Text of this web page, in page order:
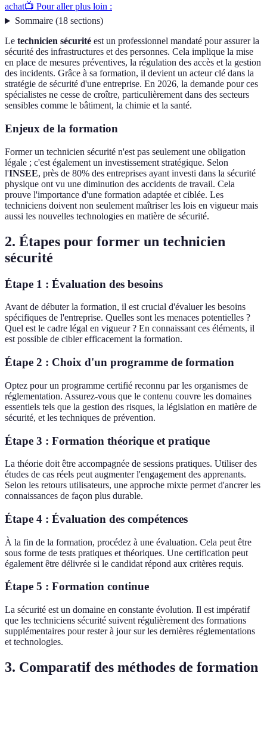
achat📺 Pour aller plus loin :
Sommaire(18 sections)
Le technicien sécurité est un professionnel mandaté pour assurer la
sécurité des infrastructures et des personnes. Cela implique la mise
en place de mesures préventives, la régulation des accès et la gestion
des incidents. Grâce à sa formation, il devient un acteur clé dans la
stratégie de sécurité d'une entreprise. En 2026, la demande pour ces
spécialistes ne cesse de croître, particulièrement dans des secteurs
sensibles comme le bâtiment, la chimie et la santé.
Enjeux de la formation
Former un technicien sécurité n'est pas seulement une obligation
légale ; c'est également un investissement stratégique. Selon
l'INSEE, près de 80% des entreprises ayant investi dans la sécurité
physique ont vu une diminution des accidents de travail. Cela
prouve l'importance d'une formation adaptée et ciblée. Les
techniciens doivent non seulement maîtriser les lois en vigueur mais
aussi les nouvelles technologies en matière de sécurité.
2. Étapes pour former un technicien
sécurité
Étape 1 : Évaluation des besoins
Avant de débuter la formation, il est crucial d'évaluer les besoins
spécifiques de l'entreprise. Quelles sont les menaces potentielles ?
Quel est le cadre légal en vigueur ? En connaissant ces éléments, il
est possible de cibler efficacement la formation.
Étape 2 : Choix d'un programme de formation
Optez pour un programme certifié reconnu par les organismes de
réglementation. Assurez-vous que le contenu couvre les domaines
essentiels tels que la gestion des risques, la législation en matière de
sécurité, et les techniques de prévention.
Étape 3 : Formation théorique et pratique
La théorie doit être accompagnée de sessions pratiques. Utiliser des
études de cas réels peut augmenter l'engagement des apprenants.
Selon les retours utilisateurs, une approche mixte permet d'ancrer les
connaissances de façon plus durable.
Étape 4 : Évaluation des compétences
À la fin de la formation, procédez à une évaluation. Cela peut être
sous forme de tests pratiques et théoriques. Une certification peut
également être délivrée si le candidat répond aux critères requis.
Étape 5 : Formation continue
La sécurité est un domaine en constante évolution. Il est impératif
que les techniciens sécurité suivent régulièrement des formations
supplémentaires pour rester à jour sur les dernières réglementations
et technologies.
3. Comparatif des méthodes de formation